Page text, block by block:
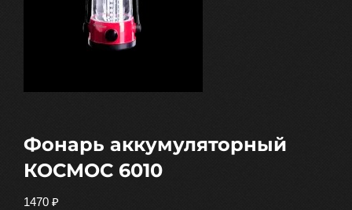
Фонарь аккумуляторный
КОСМОС 6010
1470 ₽